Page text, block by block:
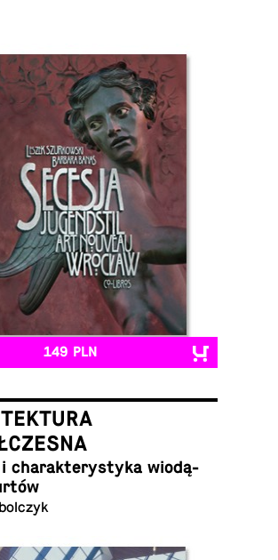
149 PLN
i cha­rak­te­ry­sty­ka wio­dą­